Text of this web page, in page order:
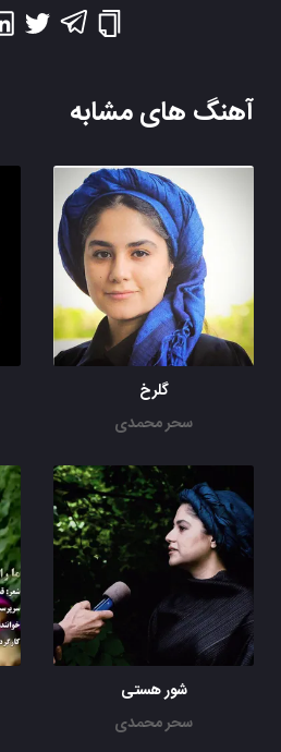
آهنگ های مشابه
گلرخ
سحر محمدی
شور هستی
سحر محمدی